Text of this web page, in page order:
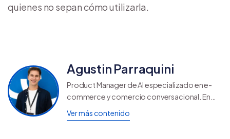
quienes no sepan cómo utilizarla.
Agustin Parraquini
Product Manager de AI especializado en e-
commerce y comercio conversacional. En
Tiendanube, trabaja en el desarrollo de
herramientas impulsadas por IA que ayudan a
Ver más contenido